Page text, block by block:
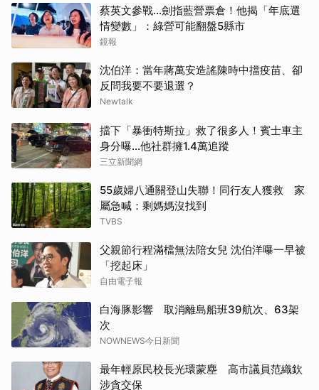
蔡英文參戰…劍指藍營票倉！他揭「年底選
情變數」：綠營可能翻盤5縣市
鏡報
沈伯洋：當年蔣萬安造謠陳時中擋疫苗、卻
反問我要不要退選？
Newtalk
擋下「暴衝特斯拉」救了很多人！賓士車主
身分曝…他社群擁1.4萬追蹤
三立新聞網
55歲婦八通關登山失聯！同行友人獲救 家
屬急喊：剩媽媽沒找到
TVBS
父親節行程滿檔無法陪女兒 沈伯洋曝一早被
「挖起床」
自由電子報
白海豚影響 取消離島船班39航次、63架
次
NOWNEWS今日新聞
最年輕原民校長光環蒙塵 高市議員范織欽
涉貪交保